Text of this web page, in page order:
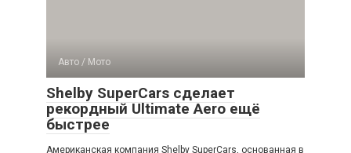
Авто / Мото
Shelby SuperCars сделает
рекордный Ultimate Aero ещё
быстрее
Американская компания Shelby SuperCars, основанная в